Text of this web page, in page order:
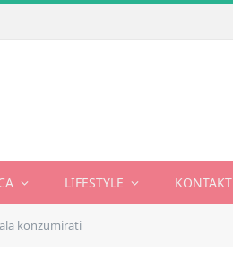
LIFESTYLE KONTAKT
konzumirati